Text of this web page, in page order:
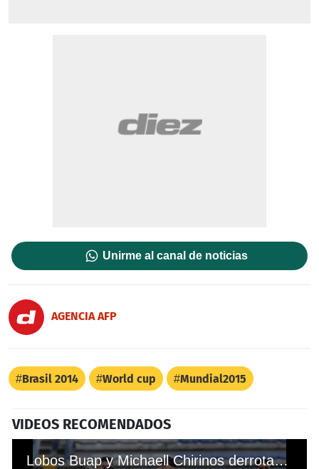
Unirme al canal de noticias
AGENCIA AFP
Brasil 2014 World cup Mundial2015
VIDEOS RECOMENDADOS
Lobos Buap y Michaell Chirinos derrotaron al Veracruz por la Liga MX